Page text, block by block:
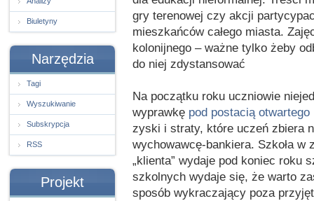
Biuletyny
Narzędzia
Tagi
Wyszukiwanie
Subskrypcja
RSS
Projekt
gry terenowej czy akcji
mieszkańców całego miasta.
kolonijnego – ważne tylko żeby
do niej zdystansować
Na początku roku uczniowie
wyprawkę pod postacią otwartego
zyski i straty, które uczeń zbiera
wychowawcę-bankiera. Szkoła w
„klienta” wydaje pod koniec roku
szkolnych wydaje się, że warto
sposób wykraczający poza